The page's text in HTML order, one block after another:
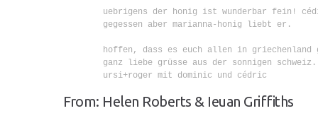
uebrigens der honig ist wunderbar fein!
        gegessen aber marianna-honig liebt er.
hoffen, dass es euch allen in griechenland
        ganz liebe grüsse aus der sonnigen schweiz.
        ursi+roger mit dominic und cédric
From: Helen Roberts & Ieuan Griffiths